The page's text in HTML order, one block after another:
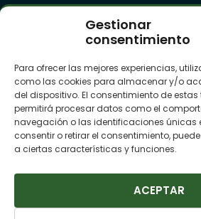
Gestionar
consentimiento
Para ofrecer las mejores experiencias,
como las cookies para almacenar y/o
del dispositivo. El consentimiento de
permitirá procesar datos como el
navegación o las identificaciones únicas
consentir o retirar el consentimiento,
a ciertas características y funciones.
ACEPTAR
Síguenos
Suscríbete a nuestra